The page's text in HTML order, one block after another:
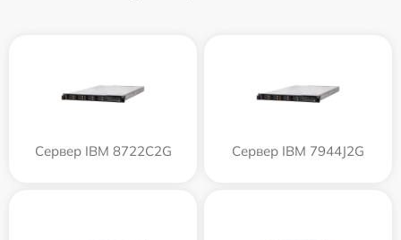
Сервер IBM 8722C2G Сервер IBM 7944J2G